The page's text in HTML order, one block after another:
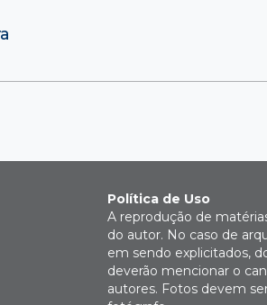
Política de Uso
A reprodução de
do autor. No caso de
em sendo explicitados,
deverão mencionar o
autores. Fotos devem